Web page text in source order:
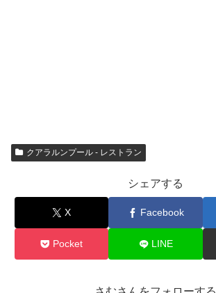
クアラルンプール - レストラン
シェアする
X Facebook
Pocket LINE